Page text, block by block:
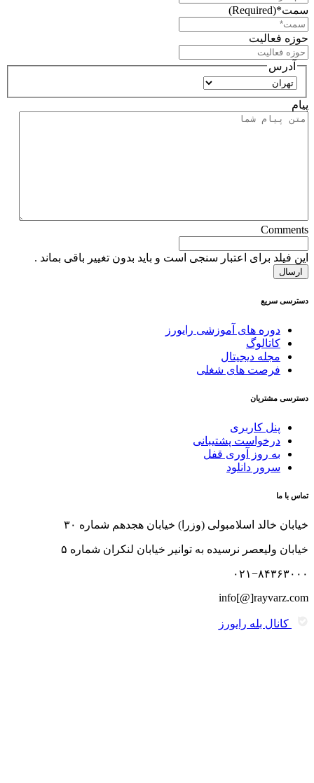
سمت*(Required)
حوزه فعالیت
آدرس
استان
پیام
Comments
این فیلد برای اعتبار سنجی است و باید بدون تغییر باقی بماند .
دسترسی سریع
دوره های آموزشی رایورز
کاتالوگ
مجله دیجیتال
فرصت های شغلی
دسترسی مشتریان
پنل کاربری
درخواست پشتیبانی
به روز آوری قفل
سرور دانلود
تماس با ما
خیابان خالد اسلامبولی (وزرا) خیابان هجدهم شماره ۳۰
خیابان ولیعصر نرسیده به توانیر خیابان لنکران شماره ۵
۰۲۱−۸۴۳۶۳۰۰۰
info[@]rayvarz.com
کانال بله رایورز